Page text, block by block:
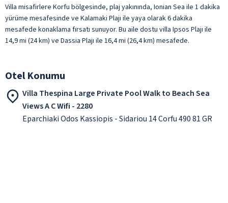
Villa misafirlere Korfu bölgesinde, plaj yakınında, Ionian Sea ile 1 dakika
yürüme mesafesinde ve Kalamaki Plajı ile yaya olarak 6 dakika
mesafede konaklama fırsatı sunuyor. Bu aile dostu villa Ipsos Plajı ile
14,9 mi (24 km) ve Dassia Plajı ile 16,4 mi (26,4 km) mesafede.
Otel Konumu
Villa Thespina Large Private Pool Walk to Beach Sea
Views A C Wifi - 2280
Eparchiaki Odos Kassiopis - Sidariou 14 Corfu 490 81 GR